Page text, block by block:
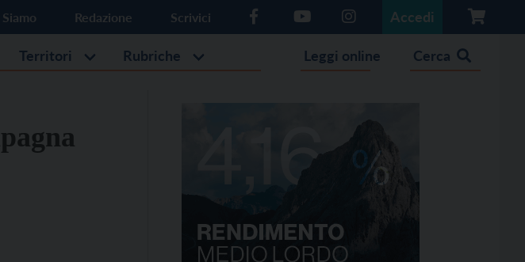
Redazione Scrivici Accedi
Territori Rubriche Leggi online Cerca